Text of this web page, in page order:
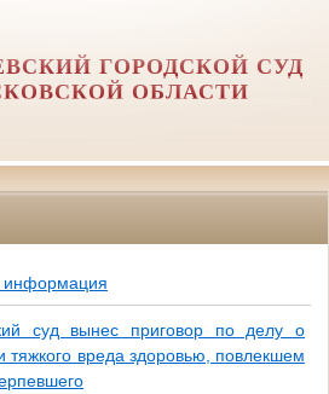
ГОРОДСКОЙ СУД
ОБЛАСТИ
информация
суд вынес приговор по делу о
тяжкого вреда здоровью, повлекшем